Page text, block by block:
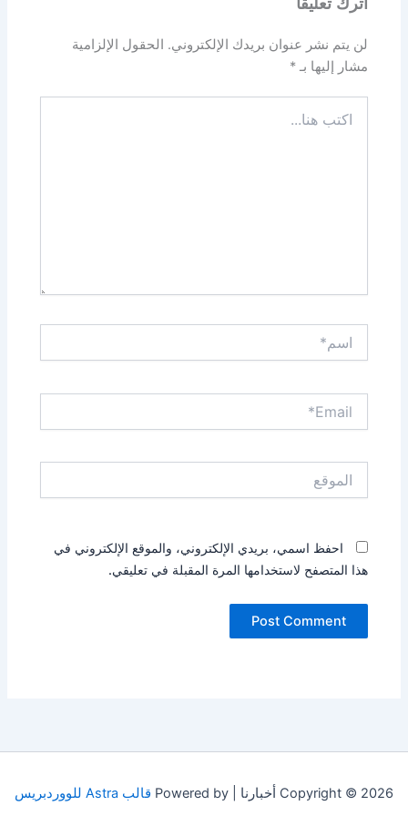
لن يتم نشر عنوان بريدك الإلكتروني. الحقول الإلزامية
مشار إليها بـ*
هنا...
احفظ اسمي، بريدي الإلكتروني، والموقع الإلكتروني في
هذا المتصفح لاستخدامها المرة المقبلة في تعليقي.
Copyright © 2026 أخبارنا | Powered by قالب Astra للووردبريس